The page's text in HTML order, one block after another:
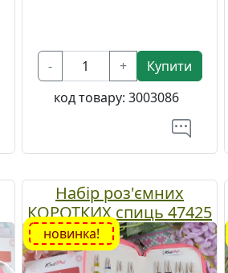
- +
Купити
код товару: 3003086
Набір роз'ємних
КОРОТКИХ спиць 47425
Zing KnitPro , номери №
№3,5-8 мм
новинка!